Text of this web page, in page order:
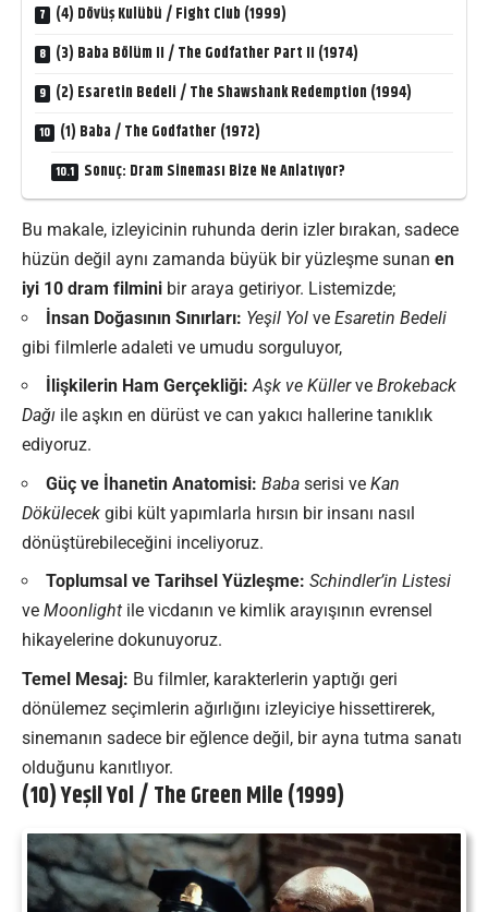
(4) Dövüş Kulübü / Fight Club (1999)
(3) Baba Bölüm II / The Godfather Part II (1974)
(2) Esaretin Bedeli / The Shawshank Redemption (1994)
(1) Baba / The Godfather (1972)
Sonuç: Dram Sineması Bize Ne Anlatıyor?
Bu makale, izleyicinin ruhunda derin izler bırakan, sadece
hüzün değil aynı zamanda büyük bir yüzleşme sunan en
iyi 10 dram filmini bir araya getiriyor. Listemizde;
İnsan Doğasının Sınırları: Yeşil Yol ve Esaretin Bedeli
gibi filmlerle adaleti ve umudu sorguluyor,
İlişkilerin Ham Gerçekliği: Aşk ve Küllerve Brokeback
Dağı ile aşkın en dürüst ve can yakıcı hallerine tanıklık
ediyoruz.
Güç ve İhanetin Anatomisi: Baba serisi ve Kan
Dökülecek gibi kült yapımlarla hırsın bir insanı nasıl
dönüştürebileceğini inceliyoruz.
Toplumsal ve Tarihsel Yüzleşme: Schindler’in Listesi
ve Moonlight ile vicdanın ve kimlik arayışının evrensel
hikayelerine dokunuyoruz.
Temel Mesaj: Bu filmler, karakterlerin yaptığı geri
dönülemez seçimlerin ağırlığını izleyiciye hissettirerek,
sinemanın sadece bir eğlence değil, bir ayna tutma sanatı
olduğunu kanıtlıyor.
(10) Yeşil Yol / The Green Mile (1999)